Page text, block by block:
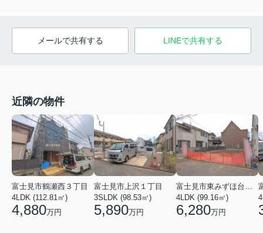
メールで共有する LINEで共有する
近隣の物件
富士見市鶴瀬西３丁目
4LDK (112.81㎡)
4,880万円
富士見市上沢１丁目
3SLDK (98.53㎡)
5,890万円
富士見市東みずほ台２丁目
4LDK (99.16㎡)
6,280万円